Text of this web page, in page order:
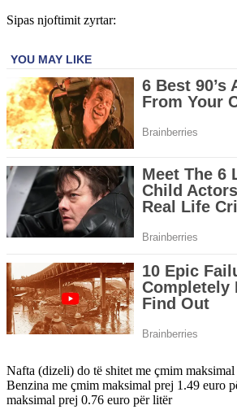
Sipas njoftimit zyrtar:
Nafta (dizeli) do të shitet me çmim
Benzina me çmim maksimal prej 1.49 euro
maksimal prej 0.76 euro për litër